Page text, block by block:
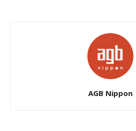
AGB Nippon